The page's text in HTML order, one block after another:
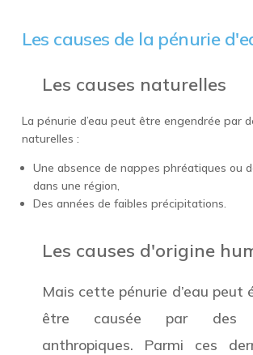
Les causes de la pénurie
Les causes naturelles
La pénurie d’eau peut être engendrée par
naturelles :
Une absence de nappes phréatiques ou
dans une région,
Des années de faibles précipitations.
Les causes d'origine
Mais cette pénurie d’eau peut
être causée par des
anthropiques. Parmi ces